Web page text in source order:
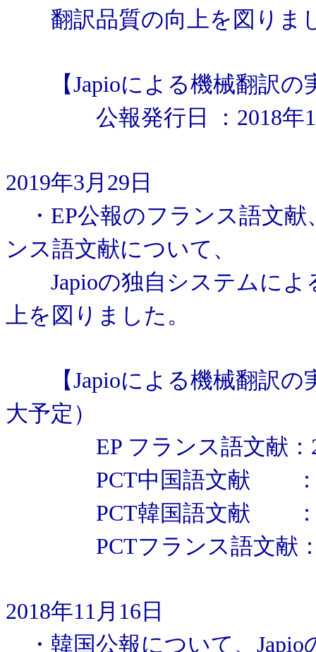
翻訳品質の向上を図りま
【Japioによる機械翻訳の
公報発行日 ：2018年11
2019年3月29日
・EP公報のフランス語文献
ンス語文献について、
Japioの独自システムによ
上を図りました。
【Japioによる機械翻訳の
大予定）
EP フランス語文献：
PCT中国語文献 ：
PCT韓国語文献 ：
PCTフランス語文献：
2018年11月16日
・韓国公報について、Japio